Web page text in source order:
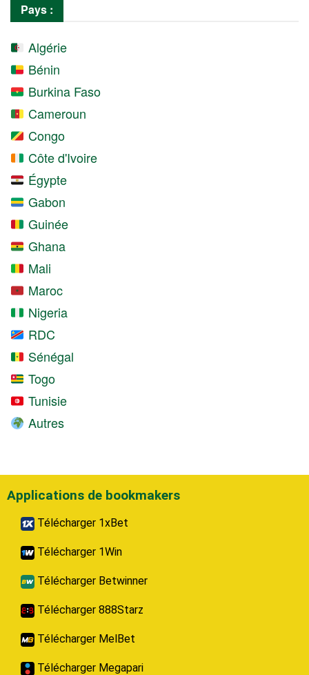
Pays :
Algérie
Bénin
Burkina Faso
Cameroun
Congo
Côte d'Ivoire
Égypte
Gabon
Guinée
Ghana
Mali
Maroc
Nigeria
RDC
Sénégal
Togo
Tunisie
Autres
Applications de bookmakers
Télécharger 1xBet
Télécharger 1Win
Télécharger Betwinner
Télécharger 888Starz
Télécharger MelBet
Télécharger Megapari